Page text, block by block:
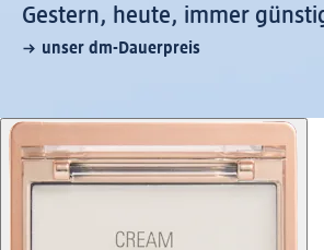
Gestern, heute, immer
unser dm-Dauerpreis